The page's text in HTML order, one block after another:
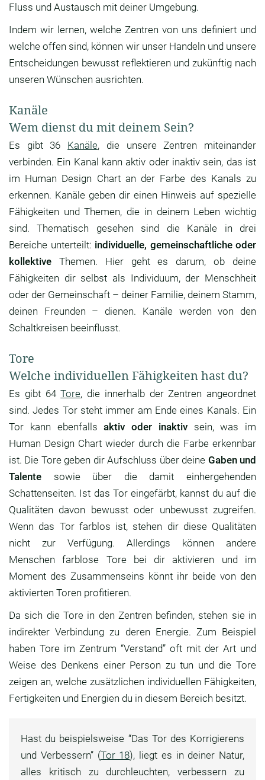
Fluss und Austausch mit deiner Umgebung.
Indem wir lernen, welche Zentren von uns definiert und
welche offen sind, können wir unser Handeln und unsere
Entscheidungen bewusst reflektieren und zukünftig nach
unseren Wünschen ausrichten.
Kanäle
Wem dienst du mit deinem Sein?
Es gibt 36 Kanäle, die unsere Zentren miteinander
verbinden. Ein Kanal kann aktiv oder inaktiv sein, das ist
im Human Design Chart an der Farbe des Kanals zu
erkennen. Kanäle geben dir einen Hinweis auf spezielle
Fähigkeiten und Themen, die in deinem Leben wichtig
sind. Thematisch gesehen sind die Kanäle in drei
Bereiche unterteilt: individuelle, gemeinschaftliche oder
kollektive Themen. Hier geht es darum, ob deine
Fähigkeiten dir selbst als Individuum, der Menschheit
oder der Gemeinschaft – deiner Familie, deinem Stamm,
deinen Freunden – dienen. Kanäle werden von den
Schaltkreisen beeinflusst.
Tore
Welche individuellen Fähigkeiten hast du?
Es gibt 64Tore, die innerhalb der Zentren angeordnet
sind. Jedes Tor steht immer am Ende eines Kanals. Ein
Tor kann ebenfallsaktiv oder inaktivsein, was im
Human Design Chart wieder durch die Farbe erkennbar
ist. Die Tore geben dir Aufschluss über deine Gaben und
Talente sowie über die damit einhergehenden
Schattenseiten. Ist das Tor eingefärbt, kannst du auf die
Qualitäten davon bewusst oder unbewusst zugreifen.
Wenn das Tor farblos ist, stehen dir diese Qualitäten
nicht zur Verfügung. Allerdings können andere
Menschen farblose Tore bei dir aktivieren und im
Moment des Zusammenseins könnt ihr beide von den
aktivierten Toren profitieren.
Da sich die Tore in den Zentren befinden, stehen sie in
indirekter Verbindung zu deren Energie. Zum Beispiel
haben Tore im Zentrum “Verstand” oft mit der Art und
Weise des Denkens einer Person zu tun und die Tore
zeigen an, welche zusätzlichen individuellen Fähigkeiten,
Fertigkeiten und Energien du in diesem Bereich besitzt.
Hast du beispielsweise “Das Tor des Korrigierens
und Verbessern” (Tor 18), liegt es in deiner Natur,
alles kritisch zu durchleuchten, verbessern zu